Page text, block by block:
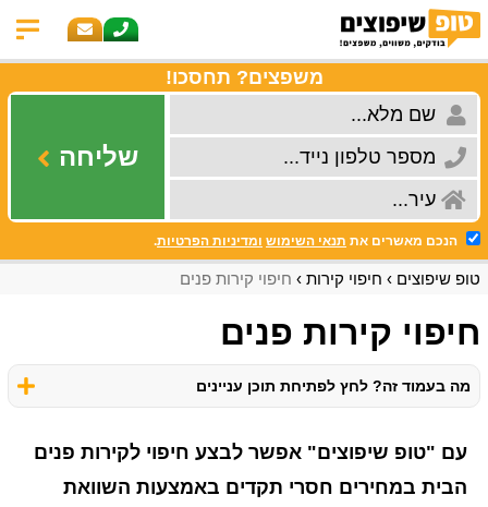
משפצים? תחסכו!
שליחה
הנכם מאשרים את תנאי השימוש ומדיניות הפרטיות.
טופ שיפוצים חיפוי קירות חיפוי קירות פנים
חיפוי קירות פנים
מה בעמוד זה? לחץ לפתיחת תוכן עניינים
עם "טופ שיפוצים" אפשר לבצע חיפוי לקירות פנים
הבית במחירים חסרי תקדים באמצעות השוואת